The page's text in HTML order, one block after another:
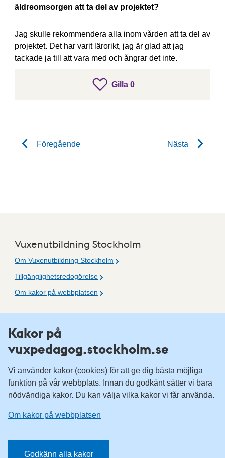
Gilla 0gillar inlägget
äldreomsorgen att ta del av projektet?
Jag skulle rekommendera alla inom vården att ta del av
projektet. Det har varit lärorikt, jag är glad att jag
tackade ja till att vara med och ångrar det inte.
Föregående Nästa
Vuxenutbildning Stockholm
Om Vuxenutbildning Stockholm
Tillgänglighetsredogörelse
Om kakor på webbplatsen
Fler resurser
Vuxenutbildning Stockholm
Information för leverantörsskolor
Sociala medier
Vuxenutbildning Stockholm, Instagram
Har du tips på vad vi borde publicera på webbplatsen? Mejla
Kakor på
vuxpedagog.stockholm.se
Vi använder kakor (cookies) för att ge dig bästa möjliga
funktion på vår webbplats. Innan du godkänt sätter vi bara
nödvändiga kakor. Du kan välja vilka kakor vi får använda.
Om kakor på webbplatsen
Godkänn alla kakor